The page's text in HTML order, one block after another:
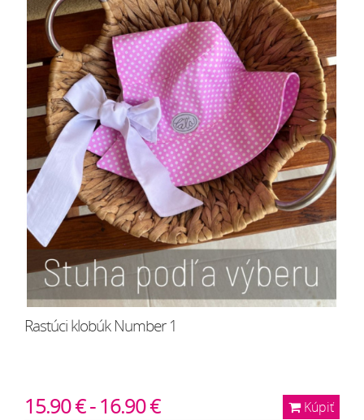
Rastúci klobúk Number 1
Kúpiť
15.90 € - 16.90 €